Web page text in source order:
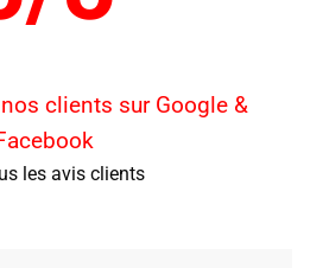
nos clients sur Google &
les avis clients